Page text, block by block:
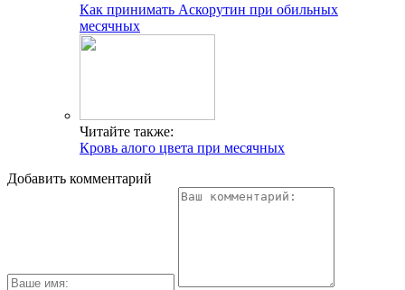
Как принимать Аскорутин при обильных
месячных
Читайте также:
Кровь алого цвета при месячных
Добавить комментарий